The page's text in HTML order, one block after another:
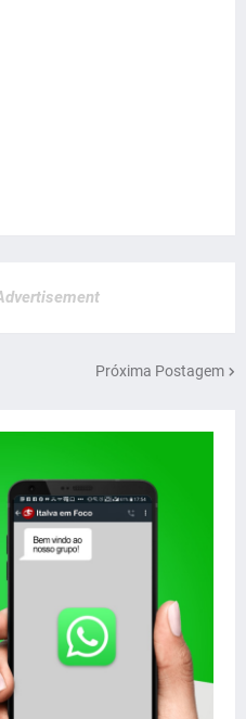
Próxima Postagem